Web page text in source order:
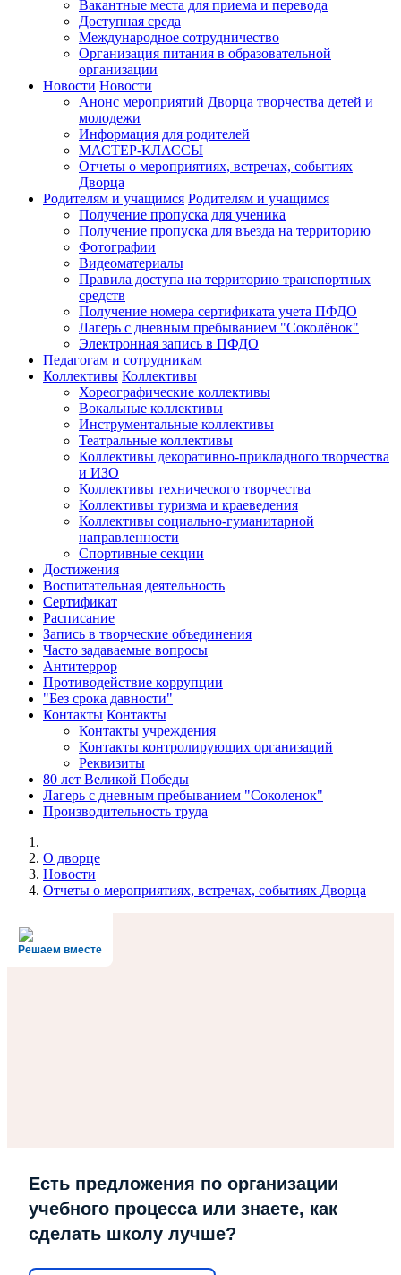
Вакантные места для приема и перевода
Доступная среда
Международное сотрудничество
Организация питания в образовательной
организации
Новости Новости
Анонс мероприятий Дворца творчества детей и
молодежи
Информация для родителей
МАСТЕР-КЛАССЫ
Отчеты о мероприятиях, встречах, событиях
Дворца
Родителям и учащимся Родителям и учащимся
Получение пропуска для ученика
Получение пропуска для въезда на территорию
Фотографии
Видеоматериалы
Правила доступа на территорию транспортных
средств
Получение номера сертификата учета ПФДО
Лагерь с дневным пребыванием "Соколёнок"
Электронная запись в ПФДО
Педагогам и сотрудникам
Коллективы Коллективы
Хореографические коллективы
Вокальные коллективы
Инструментальные коллективы
Театральные коллективы
Коллективы декоративно-прикладного творчества
и ИЗО
Коллективы технического творчества
Коллективы туризма и краеведения
Коллективы социально-гуманитарной
направленности
Спортивные секции
Достижения
Воспитательная деятельность
Cертификат
Расписание
Запись в творческие объединения
Часто задаваемые вопросы
Антитеррор
Противодействие коррупции
"Без срока давности"
Контакты Контакты
Контакты учреждения
Контакты контролирующих организаций
Реквизиты
80 лет Великой Победы
Лагерь с дневным пребыванием "Соколенок"
Производительность труда
О дворце
Новости
Отчеты о мероприятиях, встречах, событиях Дворца
Решаем вместе
Есть предложения по организации
учебного процесса или знаете, как
сделать школу лучше?